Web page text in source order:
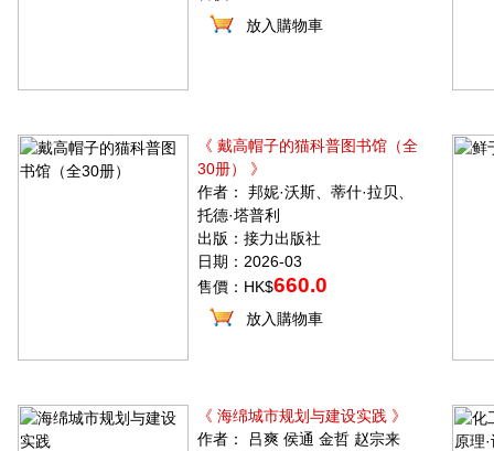
放入購物車
《 戴高帽子的猫科普图书馆（全
30册） 》
作者： 邦妮·沃斯、蒂什·拉贝、
托德·塔普利
出版：接力出版社
日期：2026-03
售價：HK$660.0
放入購物車
《 海绵城市规划与建设实践 》
作者： 吕爽 侯通 金哲 赵宗来